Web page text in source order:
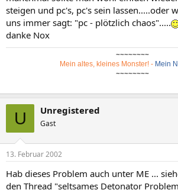
steigen und pc's, pc's sein lassen.....oder
uns immer sagt: "pc - plötzlich chaos".....
danke Nox
~~~~~~~~
Mein altes, kleines Monster!- Mein
~~~~~~~~
U Unregistered
Gast
13. Februar 2002
Hab dieses Problem auch unter ME ...
den Thread "seltsames Detonator